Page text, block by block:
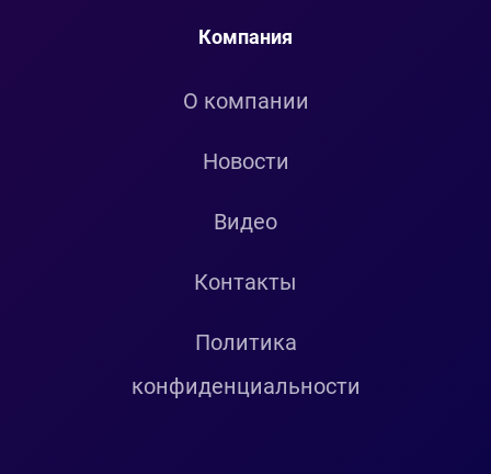
Компания
О компании
Новости
Видео
Контакты
Политика
конфиденциальности